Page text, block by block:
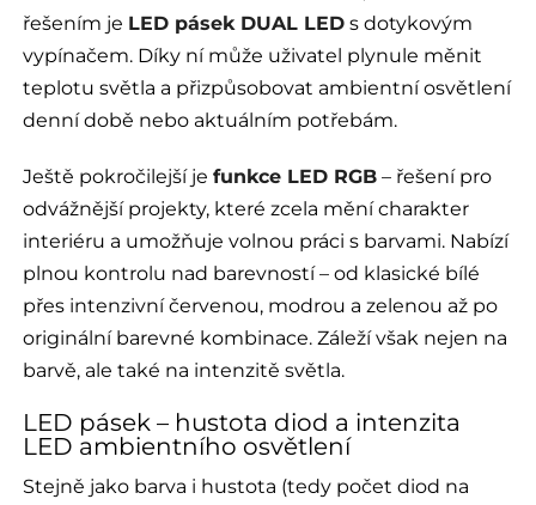
řešením je LED pásek DUAL LED s dotykovým
vypínačem. Díky ní může uživatel plynule měnit
teplotu světla a přizpůsobovat ambientní osvětlení
denní době nebo aktuálním potřebám.
Ještě pokročilejší jefunkce LED RGB – řešení pro
odvážnější projekty, které zcela mění charakter
interiéru a umožňuje volnou práci s barvami. Nabízí
plnou kontrolu nad barevností – od klasické bílé
přes intenzivní červenou, modrou a zelenou až po
originální barevné kombinace. Záleží však nejen na
barvě, ale také na intenzitě světla.
LED pásek – hustota diod a intenzita
LED ambientního osvětlení
Stejně jako barva i hustota (tedy počet diod na